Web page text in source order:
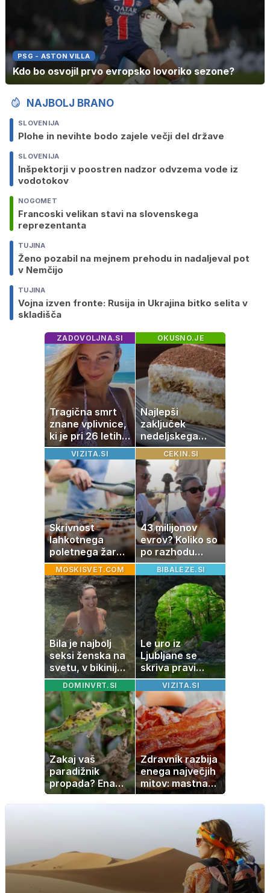
PSG - ASTON VILLA
Kdo bo osvojil prvo evropsko lovoriko sezone?
NAJBOLJ BRANO
SLOVENIJA
Plohe in nevihte bodo zajele večji del države
SLOVENIJA
Inšpektorji v poostren nadzor odvzema vode iz
vodotokov
NOGOMET
Francoski velikan stavi na slovenskega
reprezentanta
TUJINA
Ženo pozabil na mejnem prehodu in nadaljeval pot
v Nemčijo
TUJINA
Vojna izven fronte: Rusija in Ukrajina bitko selita v
skladišča
ZADOVOLJNA.SI
Tragična smrt
znane vplivnice,
ki je pri 26 letih
izgubila boj z
boleznijo
OKUSNO.JE
Najlepši
zaključek
nedeljskega
kosila: 8 sladic
brez peke, ki se
jih vsi veselijo
VIZITA.SI
Skrivnost
lahkotnega
poletnega žara,
po katerem ne
boste
potrebovali
popoldanskega
spanca
CEKIN.SI
43 milijonov
evrov? Koliko so
po razhodu
zahtevale ali
prejele
partnerice
športnih
zvezdnikov
MOSKISVET.COM
Bila je najbolj
seksi ženska na
svetu, v bikiniju
znova navdušila
BIBALEZE.SI
Le uro iz
Ljubljane se
skriva pravi
naravni čudež:
izlet, ki bo
navdušil otroke
DOMINVRT.SI
Zakaj vaš
paradižnik
propada? Ena
napaka lahko
uniči rastline –
VIZITA.SI
Zdravnik razbija
enega največjih
mitov: mastna
jetra ne
nastanejo zaradi
slanine, temveč
zaradi živila, ki
ga imamo vsi
radi